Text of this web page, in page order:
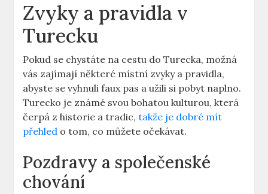
Zvyky a pravidla v
Turecku
Pokud se chystáte na cestu do Turecka, možná
vás zajímají některé místní zvyky a pravidla,
abyste se vyhnuli faux pas a užili si pobyt naplno.
Turecko je známé svou bohatou kulturou, která
čerpá z historie a tradic,takže je dobré mít
přehled o tom, co můžete očekávat.
Pozdravy a společenské
chování